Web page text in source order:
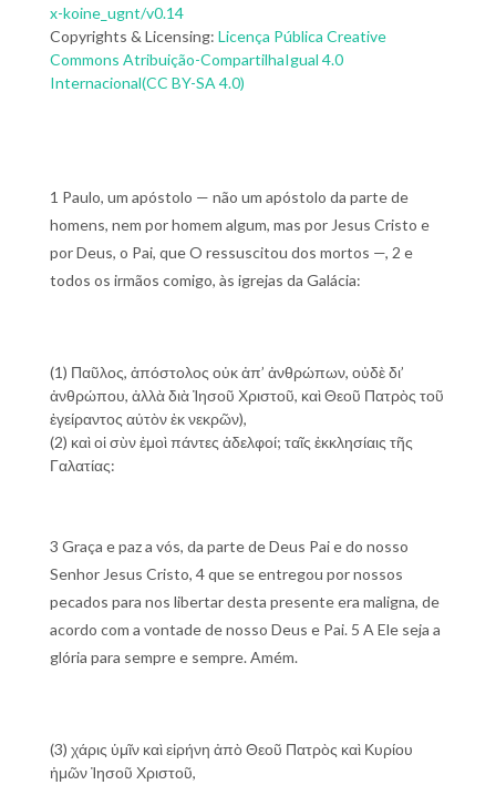
x-koine_ugnt/v0.14
Copyrights & Licensing: Licença Pública Creative
Commons Atribuição-CompartilhaIgual 4.0
Internacional(CC BY-SA 4.0)
1 Paulo, um apóstolo — não um apóstolo da parte de
homens, nem por homem algum, mas por Jesus Cristo e
por Deus, o Pai, que O ressuscitou dos mortos —, 2 e
todos os irmãos comigo, às igrejas da Galácia:
(1) Παῦλος, ἀπόστολος οὐκ ἀπ’ ἀνθρώπων, οὐδὲ δι’
ἀνθρώπου, ἀλλὰ διὰ Ἰησοῦ Χριστοῦ, καὶ Θεοῦ Πατρὸς τοῦ
ἐγείραντος αὐτὸν ἐκ νεκρῶν),
(2) καὶ οἱ σὺν ἐμοὶ πάντες ἀδελφοί; ταῖς ἐκκλησίαις τῆς
Γαλατίας:
3 Graça e paz a vós, da parte de Deus Pai e do nosso
Senhor Jesus Cristo, 4 que se entregou por nossos
pecados para nos libertar desta presente era maligna, de
acordo com a vontade de nosso Deus e Pai. 5 A Ele seja a
glória para sempre e sempre. Amém.
(3) χάρις ὑμῖν καὶ εἰρήνη ἀπὸ Θεοῦ Πατρὸς καὶ Κυρίου
ἡμῶν Ἰησοῦ Χριστοῦ,